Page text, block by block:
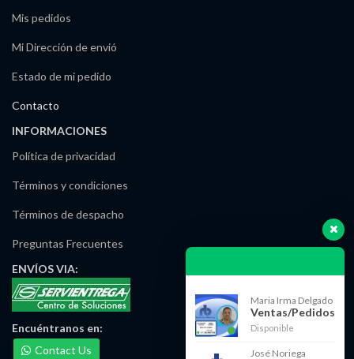
Mis pedidos
Mi Dirección de envió
Estado de mi pedido
Contacto
INFORMACIONES
Política de privacidad
Términos y condiciones
Términos de despacho
Preguntas Frecuentes
ENVÍOSVIA:
Encuéntranos en:
Contact Us
Maria Irma Delgado
Ventas/Pedidos
Disponible
José Noriega